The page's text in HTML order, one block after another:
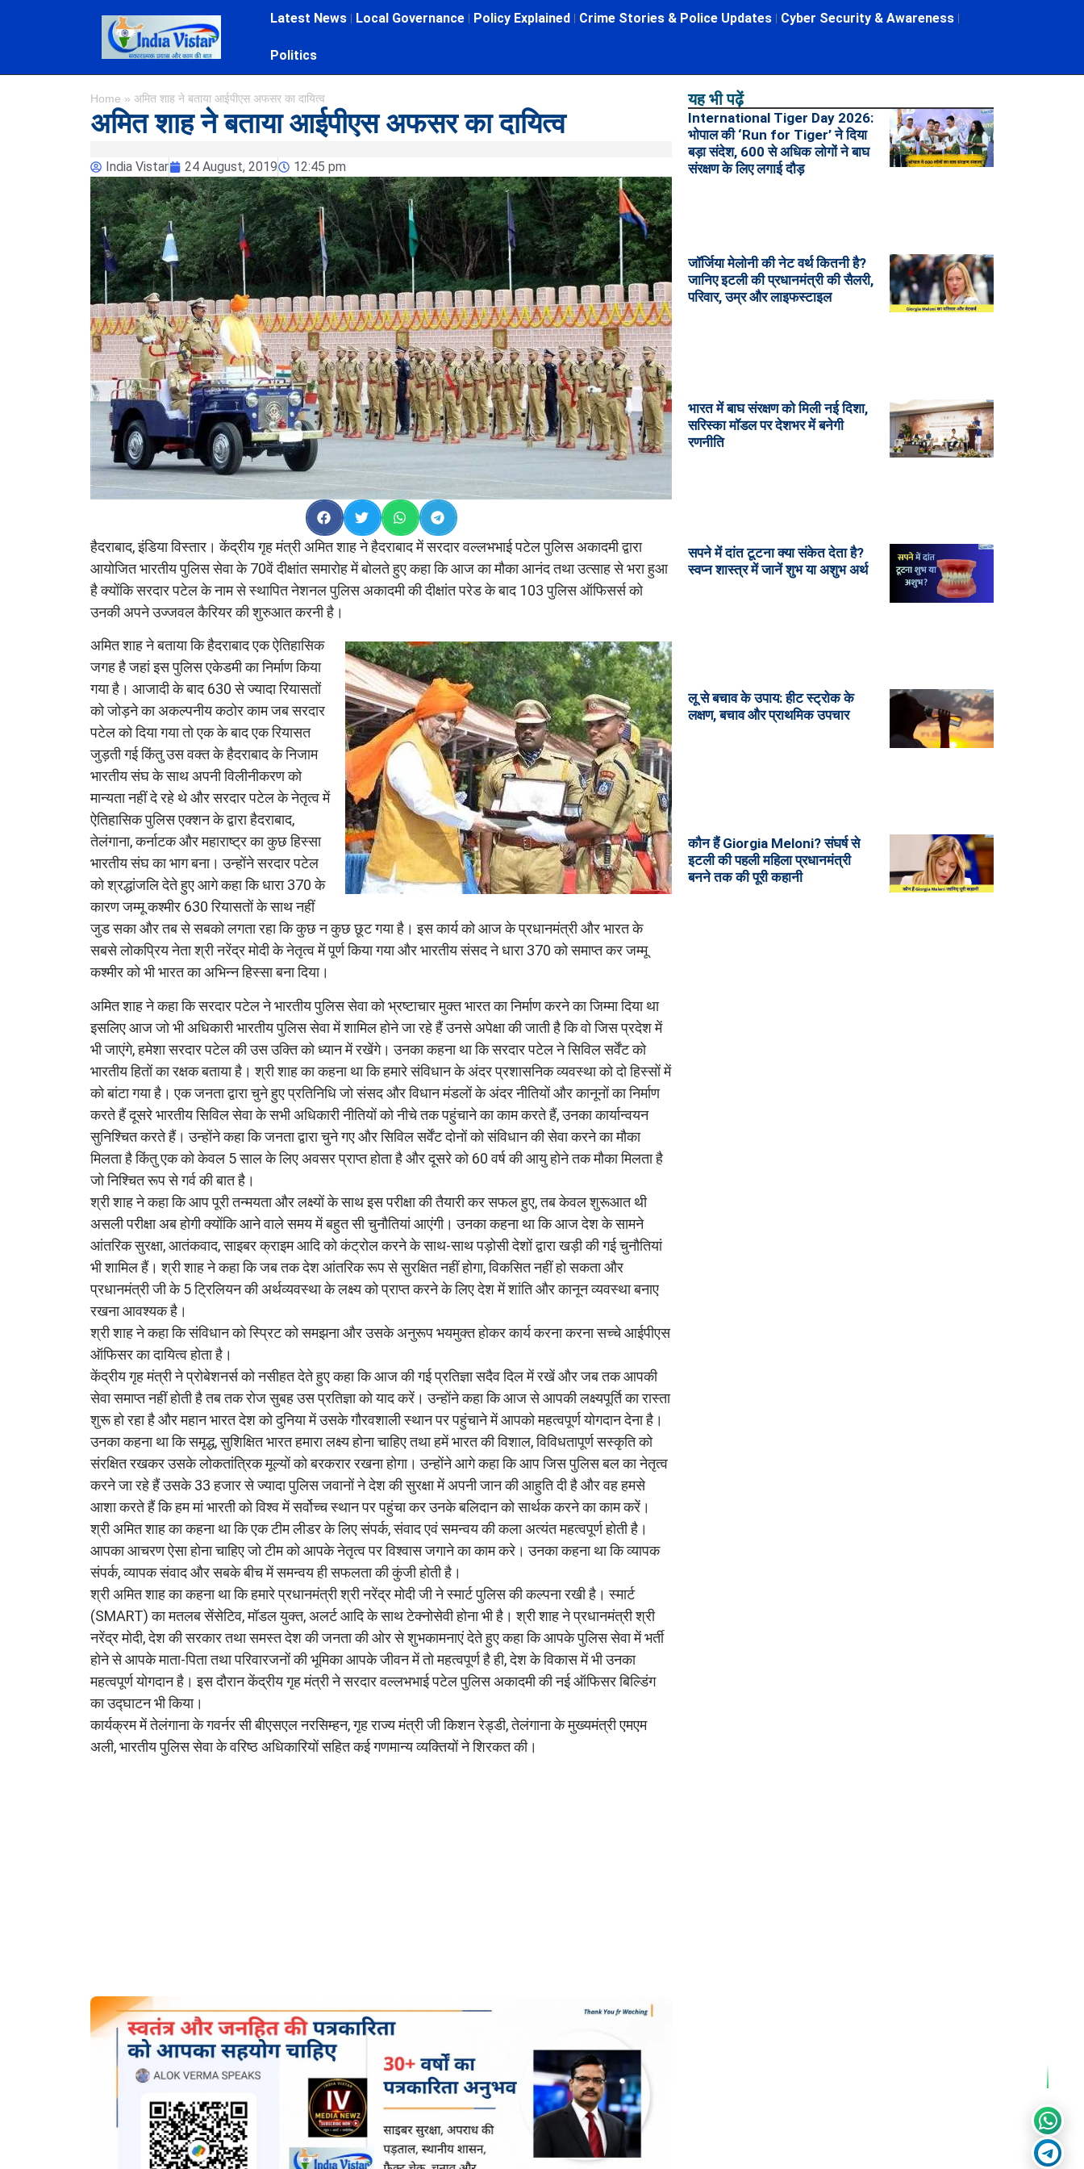
Latest News Local Governance Policy Explained Crime Stories & Police Updates Cyber Security & Awareness
Politics
Home » अमित शाह ने बताया आईपीएस अफसर का दायित्व
अमित शाह ने बताया आईपीएस अफसर का दायित्व
India Vistar 24 August, 2019 12:45 pm
हैदराबाद, इंडिया विस्तार। केंद्रीय गृह मंत्री अमित शाह ने हैदराबाद में सरदार वल्लभभाई पटेल पुलिस अकादमी द्वारा
आयोजित भारतीय पुलिस सेवा के 70वें दीक्षांत समारोह में बोलते हुए कहा कि आज का मौका आनंद तथा उत्साह से भरा हुआ
है क्योंकि सरदार पटेल के नाम से स्थापित नेशनल पुलिस अकादमी की दीक्षांत परेड के बाद 103 पुलिस ऑफिसर्स को
उनकी अपने उज्जवल कैरियर की शुरुआत करनी है।
अमित शाह ने बताया कि हैदराबाद एक ऐतिहासिक
जगह है जहां इस पुलिस एकेडमी का निर्माण किया
गया है। आजादी के बाद 630 से ज्यादा रियासतों
को जोड़ने का अकल्पनीय कठोर काम जब सरदार
पटेल को दिया गया तो एक के बाद एक रियासत
जुड़ती गई किंतु उस वक्त के हैदराबाद के निजाम
भारतीय संघ के साथ अपनी विलीनीकरण को
मान्यता नहीं दे रहे थे और सरदार पटेल के नेतृत्व में
ऐतिहासिक पुलिस एक्शन के द्वारा हैदराबाद,
तेलंगाना, कर्नाटक और महाराष्ट्र का कुछ हिस्सा
भारतीय संघ का भाग बना। उन्होंने सरदार पटेल
को श्रद्धांजलि देते हुए आगे कहा कि धारा 370 के
कारण जम्मू कश्मीर 630 रियासतों के साथ नहीं
जुड सका और तब से सबको लगता रहा कि कुछ न कुछ छूट गया है। इस कार्य को आज के प्रधानमंत्री और भारत के
सबसे लोकप्रिय नेता श्री नरेंद्र मोदी के नेतृत्व में पूर्ण किया गया और भारतीय संसद ने धारा 370 को समाप्त कर जम्मू
कश्मीर को भी भारत का अभिन्न हिस्सा बना दिया।
अमित शाह ने कहा कि सरदार पटेल ने भारतीय पुलिस सेवा को भ्रष्टाचार मुक्त भारत का निर्माण करने का जिम्मा दिया था
इसलिए आज जो भी अधिकारी भारतीय पुलिस सेवा में शामिल होने जा रहे हैं उनसे अपेक्षा की जाती है कि वो जिस प्रदेश में
भी जाएंगे, हमेशा सरदार पटेल की उस उक्ति को ध्यान में रखेंगे। उनका कहना था कि सरदार पटेल ने सिविल सर्वेंट को
भारतीय हितों का रक्षक बताया है। श्री शाह का कहना था कि हमारे संविधान के अंदर प्रशासनिक व्यवस्था को दो हिस्सों में
को बांटा गया है। एक जनता द्वारा चुने हुए प्रतिनिधि जो संसद और विधान मंडलों के अंदर नीतियों और कानूनों का निर्माण
करते हैं दूसरे भारतीय सिविल सेवा के सभी अधिकारी नीतियों को नीचे तक पहुंचाने का काम करते हैं, उनका कार्यान्वयन
सुनिश्चित करते हैं। उन्होंने कहा कि जनता द्वारा चुने गए और सिविल सर्वेंट दोनों को संविधान की सेवा करने का मौका
मिलता है किंतु एक को केवल 5 साल के लिए अवसर प्राप्त होता है और दूसरे को 60 वर्ष की आयु होने तक मौका मिलता है
जो निश्चित रूप से गर्व की बात है।
श्री शाह ने कहा कि आप पूरी तन्मयता और लक्ष्यों के साथ इस परीक्षा की तैयारी कर सफल हुए, तब केवल शुरूआत थी
असली परीक्षा अब होगी क्योंकि आने वाले समय में बहुत सी चुनौतियां आएंगी। उनका कहना था कि आज देश के सामने
आंतरिक सुरक्षा, आतंकवाद, साइबर क्राइम आदि को कंट्रोल करने के साथ-साथ पड़ोसी देशों द्वारा खड़ी की गई चुनौतियां
भी शामिल हैं। श्री शाह ने कहा कि जब तक देश आंतरिक रूप से सुरक्षित नहीं होगा, विकसित नहीं हो सकता और
प्रधानमंत्री जी के 5 ट्रिलियन की अर्थव्यवस्था के लक्ष्य को प्राप्त करने के लिए देश में शांति और कानून व्यवस्था बनाए
रखना आवश्यक है।
श्री शाह ने कहा कि संविधान को स्प्रिट को समझना और उसके अनुरूप भयमुक्त होकर कार्य करना करना सच्चे आईपीएस
ऑफिसर का दायित्व होता है।
केंद्रीय गृह मंत्री ने प्रोबेशनर्स को नसीहत देते हुए कहा कि आज की गई प्रतिज्ञा सदैव दिल में रखें और जब तक आपकी
सेवा समाप्त नहीं होती है तब तक रोज सुबह उस प्रतिज्ञा को याद करें। उन्होंने कहा कि आज से आपकी लक्ष्यपूर्ति का रास्ता
शुरू हो रहा है और महान भारत देश को दुनिया में उसके गौरवशाली स्थान पर पहुंचाने में आपको महत्वपूर्ण योगदान देना है।
उनका कहना था कि समृद्ध, सुशिक्षित भारत हमारा लक्ष्य होना चाहिए तथा हमें भारत की विशाल, विविधतापूर्ण सस्कृति को
संरक्षित रखकर उसके लोकतांत्रिक मूल्यों को बरकरार रखना होगा। उन्होंने आगे कहा कि आप जिस पुलिस बल का नेतृत्व
करने जा रहे हैं उसके 33 हजार से ज्यादा पुलिस जवानों ने देश की सुरक्षा में अपनी जान की आहुति दी है और वह हमसे
आशा करते हैं कि हम मां भारती को विश्व में सर्वोच्च स्थान पर पहुंचा कर उनके बलिदान को सार्थक करने का काम करें।
श्री अमित शाह का कहना था कि एक टीम लीडर के लिए संपर्क, संवाद एवं समन्वय की कला अत्यंत महत्वपूर्ण होती है।
आपका आचरण ऐसा होना चाहिए जो टीम को आपके नेतृत्व पर विश्वास जगाने का काम करे। उनका कहना था कि व्यापक
संपर्क, व्यापक संवाद और सबके बीच में समन्वय ही सफलता की कुंजी होती है।
श्री अमित शाह का कहना था कि हमारे प्रधानमंत्री श्री नरेंद्र मोदी जी ने स्मार्ट पुलिस की कल्पना रखी है। स्मार्ट
(SMART) का मतलब सेंसेटिव, मॉडल युक्त, अलर्ट आदि के साथ टेक्नोसेवी होना भी है। श्री शाह ने प्रधानमंत्री श्री
नरेंद्र मोदी, देश की सरकार तथा समस्त देश की जनता की ओर से शुभकामनाएं देते हुए कहा कि आपके पुलिस सेवा में भर्ती
होने से आपके माता-पिता तथा परिवारजनों की भूमिका आपके जीवन में तो महत्वपूर्ण है ही, देश के विकास में भी उनका
महत्वपूर्ण योगदान है। इस दौरान केंद्रीय गृह मंत्री ने सरदार वल्लभभाई पटेल पुलिस अकादमी की नई ऑफिसर बिल्डिंग
का उद्घाटन भी किया।
कार्यक्रम में तेलंगाना के गवर्नर सी बीएसएल नरसिम्हन, गृह राज्य मंत्री जी किशन रेड्डी, तेलंगाना के मुख्यमंत्री एमएम
अली, भारतीय पुलिस सेवा के वरिष्ठ अधिकारियों सहित कई गणमान्य व्यक्तियों ने शिरकत की।
यह भी पढ़ें
International Tiger Day 2026:
भोपाल की ‘Run for Tiger’ ने दिया
बड़ा संदेश, 600 से अधिक लोगों ने बाघ
संरक्षण के लिए लगाई दौड़
जॉर्जिया मेलोनी की नेट वर्थ कितनी है?
जानिए इटली की प्रधानमंत्री की सैलरी,
परिवार, उम्र और लाइफस्टाइल
भारत में बाघ संरक्षण को मिली नई दिशा,
सरिस्का मॉडल पर देशभर में बनेगी
रणनीति
सपने में दांत टूटना क्या संकेत देता है?
स्वप्न शास्त्र में जानें शुभ या अशुभ अर्थ
लू से बचाव के उपाय: हीट स्ट्रोक के
लक्षण, बचाव और प्राथमिक उपचार
कौन हैं Giorgia Meloni? संघर्ष से
इटली की पहली महिला प्रधानमंत्री
बनने तक की पूरी कहानी